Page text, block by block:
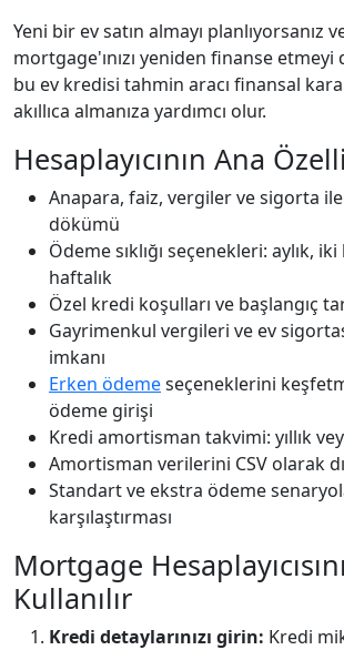
Yeni bir ev satın almayı planlıyorsanız
mortgage'ınızı yeniden finanse etmeyi
bu ev kredisi tahmin aracı finansal
akıllıca almanıza yardımcı olur.
Hesaplayıcının Ana
Anapara, faiz, vergiler ve sigorta
dökümü
Ödeme sıklığı seçenekleri: aylık,
haftalık
Özel kredi koşulları ve başlangıç
Gayrimenkul vergileri ve ev
imkanı
Erken ödemeseçeneklerini
ödeme girişi
Kredi amortisman takvimi: yıllık
Amortisman verilerini CSV olarak
Standart ve ekstra ödeme
karşılaştırması
Mortgage
Kullanılır
Kredi detaylarınızı girin: Kredi